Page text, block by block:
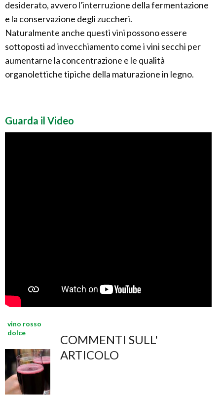
desiderato, avvero l'interruzione della fermentazione
e la conservazione degli zuccheri.
Naturalmente anche questi vini possono essere
sottoposti ad invecchiamento come i vini secchi per
aumentarne la concentrazione e le qualità
organolettiche tipiche della maturazione in legno.
Guarda il Video
vino rosso
dolce
COMMENTI SULL'
ARTICOLO